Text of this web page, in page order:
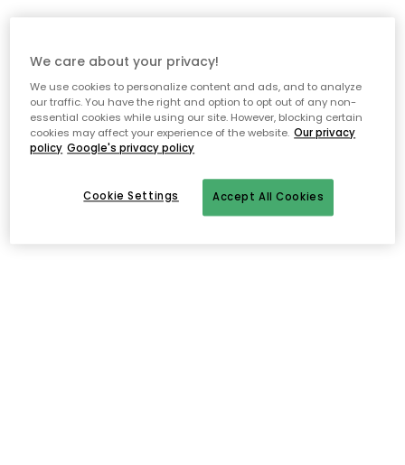
We care about your privacy!
We use cookies to personalize content and ads, and to analyze
our traffic. You have the right and option to opt out of any non-
essential cookies while using our site. However, blocking certain
cookies may affect your experience of the website. Our privacy
policy Google's privacy policy
Accept All Cookies
Cookie Settings